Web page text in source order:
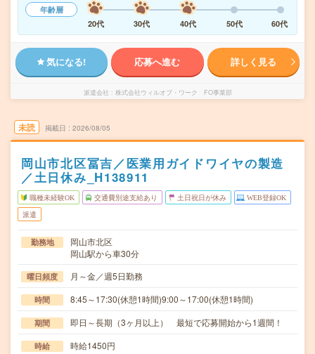
年齢層
20代
30代 40代 50代 60代
気になる! 応募へ進む 詳しく見る
派遣会社 株式会社ウィルオブ・ワーク FO事業部
未読 掲載日 2026/08/05
岡山市北区冨吉／医業用ガイドワイヤの製造
／土日休み_H138911
職種未経験OK 交通費別途支給あり 土日祝日が休み WEB登録OK
派遣
勤務地
岡山市北区
岡山駅から車30分
曜日頻度 月～金／週5日勤務
時間 8:45～17:30(休憩1時間)9:00～17:00(休憩1時間)
期間 即日～長期（3ヶ月以上） 最短で応募開始から1週間！
時給 時給1450円